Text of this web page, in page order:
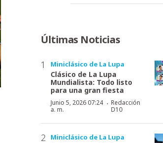
Últimas Noticias
Miniclásico de La Lupa
Clásico de La Lupa
Mundialista: Todo listo
para una gran fiesta
Junio 5, 2026 07:24
a. m.
·Redacción
D10
Miniclásico de La Lupa